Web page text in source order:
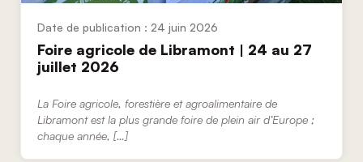
24 juin 2026
Foire agricole de Libramont | 24 au 27
juillet 2026
La Foire agricole, forestière et agroalimentaire de
Libramont est la plus grande foire de plein air d’Europe ;
chaque année, […]